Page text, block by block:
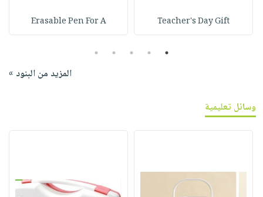
Teacher's Day Gift
Erasable Pen For A
1
2
3
4
5
المزيد من البنود »
وسائل تعليمية